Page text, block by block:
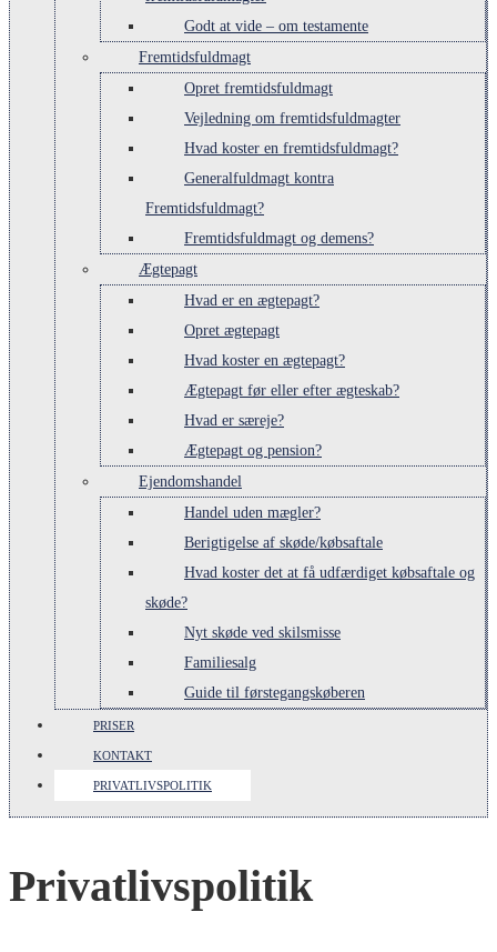
Godt at vide – om testamente
Fremtidsfuldmagt
Opret fremtidsfuldmagt
Vejledning om fremtidsfuldmagter
Hvad koster en fremtidsfuldmagt?
Generalfuldmagt kontra
Fremtidsfuldmagt?
Fremtidsfuldmagt og demens?
Ægtepagt
Hvad er en ægtepagt?
Opret ægtepagt
Hvad koster en ægtepagt?
Ægtepagt før eller efter ægteskab?
Hvad er særeje?
Ægtepagt og pension?
Ejendomshandel
Handel uden mægler?
Berigtigelse af skøde/købsaftale
Hvad koster det at få udfærdiget købsaftale og
skøde?
Nyt skøde ved skilsmisse
Familiesalg
Guide til førstegangskøberen
PRISER
KONTAKT
PRIVATLIVSPOLITIK
Privatlivspolitik